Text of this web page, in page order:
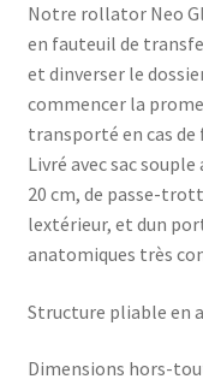
Notre rollator Neo
en fauteuil de
et dinverser le
commencer la
transporté en cas
Livré avec sac
20 cm, de passe-
lextérieur, et dun
anatomiques très
Structure pliable en
Dimensions hors-